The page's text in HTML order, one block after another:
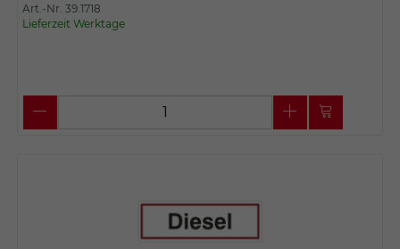
Art.-Nr. 39.1718
Lieferzeit Werktage